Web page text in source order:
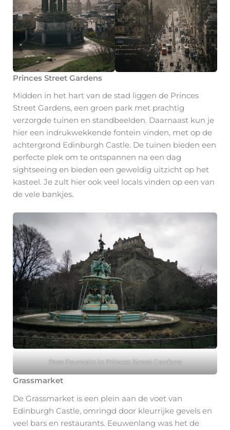
Princes Street Gardens
Midden in het hart van de stad liggen de Princes
Street Gardens, een groen park met prachtig
verzorgde tuinen en standbeelden. Daarnaast kun je
hier een indrukwekkende fontein vinden, met op de
achtergrond Edinburgh Castle. De tuinen bieden een
perfecte plek om te ontspannen na een dag
sightseeing en bieden een geweldig uitzicht op het
kasteel. Je zult hier ook veel locals vinden op een van
de vele bankjes.
Ross Fountain in Princes Street Gardens
Grassmarket
De Grassmarket is een plein aan de voet van
Edinburgh Castle, omringd door kleurrijke gevels en
veel bars en restaurants. Eeuwenlang was het de